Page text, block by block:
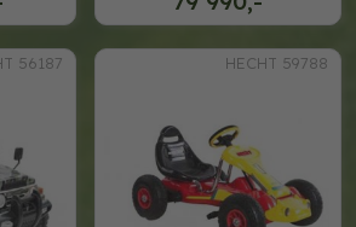
56187 HECHT 59788